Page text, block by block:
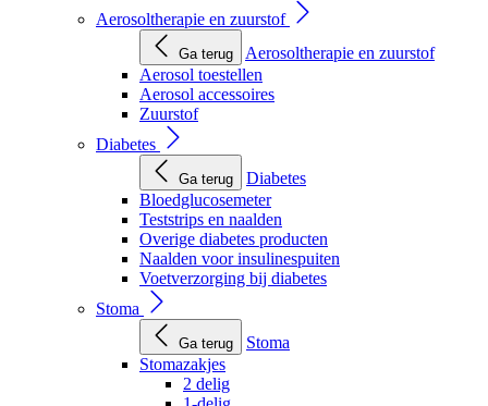
Aerosoltherapie en zuurstof
Ga terug
Aerosoltherapie en zuurstof
Aerosol toestellen
Aerosol accessoires
Zuurstof
Diabetes
Ga terug
Diabetes
Bloedglucosemeter
Teststrips en naalden
Overige diabetes producten
Naalden voor insulinespuiten
Voetverzorging bij diabetes
Stoma
Ga terug
Stoma
Stomazakjes
2 delig